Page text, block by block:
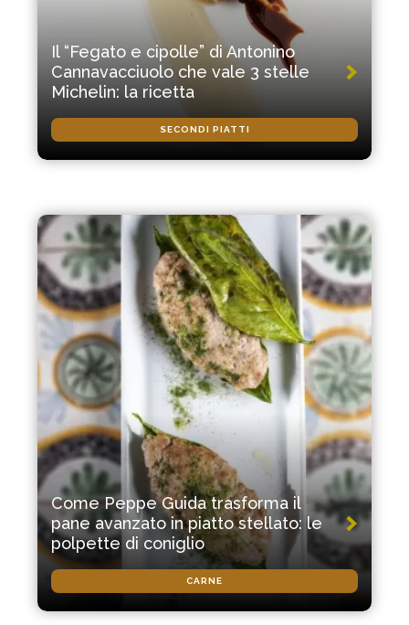
Il “Fegato e cipolle” di Antonino
Cannavacciuolo che vale 3 stelle
Michelin: la ricetta
SECONDI PIATTI
Come Peppe Guida trasforma il
pane avanzato in piatto stellato: le
polpette di coniglio
CARNE